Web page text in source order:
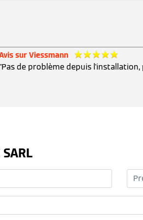
sur Viessmann
"Pas de problème depuis